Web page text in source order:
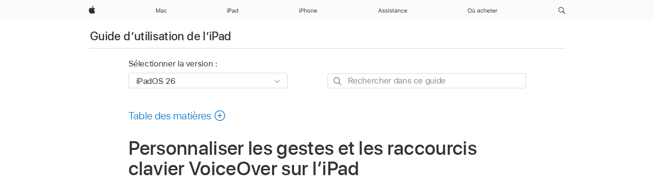
Apple Mac iPad iPhone Assistance Où acheter
Guide d’utilisation de l’iPad
Sélectionner la version :
Rechercher
Table des matières
Personnaliser les gestes et les raccourcis
clavier VoiceOver sur l’iPad